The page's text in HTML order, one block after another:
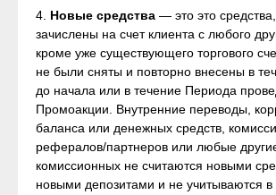
4. Новые средства — это это
зачислены на счет клиента с любого
кроме уже существующего торгового
не были сняты и повторно внесены в
до начала или в течение Периода
Промоакции. Внутренние переводы,
баланса или денежных средств,
рефералов/партнеров или любые
комиссионных не считаются новыми
новыми депозитами и не учитываются